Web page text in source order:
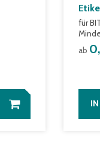
für
ab